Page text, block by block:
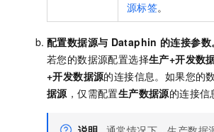
源标签。
配置数据源与 Dataphin 的连接参数。
若您的数据源配置选择生产+开发数
+开发数据源的连接信息。如果您的
据源 ，仅需配置生产数据源的连接信